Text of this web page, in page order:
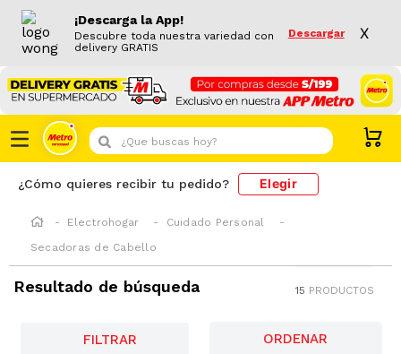
¡Descarga la App!
Descubre toda nuestra variedad con
delivery GRATIS
Descargar X
¿Que buscas hoy?
¿Cómo quieres recibir tu pedido? Elegir
Electrohogar
Cuidado Personal
Secadoras de Cabello
Resultado de búsqueda 15 PRODUCTOS
FILTRAR